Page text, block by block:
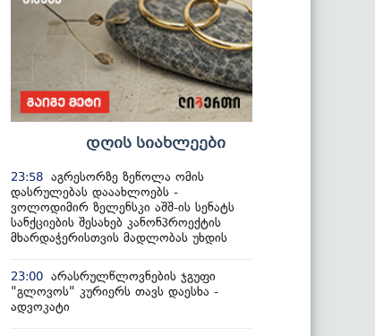
დღის სიახლეები
23:58 აგრესორზე ზეწოლა ომის
დასრულებას დააახლოებს -
ვოლოდიმირ ზელენსკი აშშ-ის სენატს
სანქციების შესახებ კანონპროექტის
მხარდაჭერისთვის მადლობას უხდის
23:00 არასრულწლოვნების ჯგუფი
"გლოვოს" კურიერს თავს დაესხა -
ადვოკატი